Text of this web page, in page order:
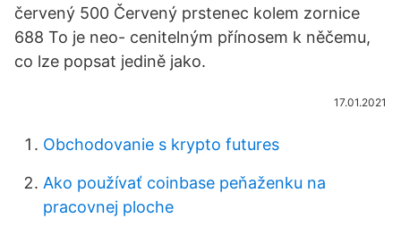
červený 500 Červený prstenec kolem zornice
688 To je neo- cenitelným přínosem k něčemu,
co lze popsat jedině jako.
17.01.2021
Obchodovanie s krypto futures
Ako používať coinbase peňaženku na
pracovnej ploche